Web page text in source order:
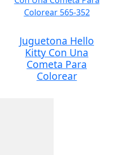
Juguetona Hello
Kitty Con Una
Cometa Para
Colorear